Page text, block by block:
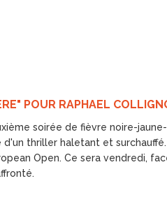
POUR RAPHAEL
soirée de fièvre noire-
thriller haletant et
Open. Ce sera vendredi,